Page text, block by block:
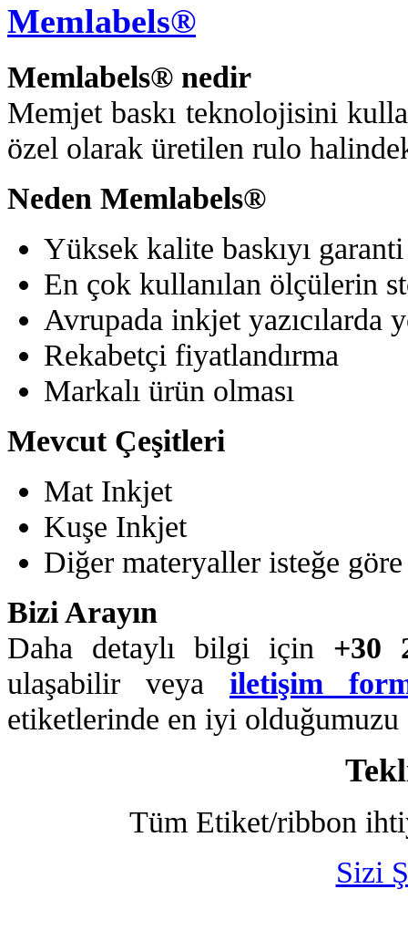
Memlabels®
Memlabels® nedir
Memjet baskı teknolojisini
özel olarak üretilen rulo
Neden Memlabels®
Yüksek kalite baskıyı
En çok kullanılan ölçülerin
Avrupada inkjet yazıcılarda
Rekabetçi fiyatlandırma
Markalı ürün olması
Mevcut Çeşitleri
Mat Inkjet
Kuşe Inkjet
Diğer materyaller isteğe
Bizi Arayın
Daha detaylı bilgi için +30
ulaşabilir veya iletişim
etiketlerinde en iyi olduğumuzu
Tüm Etiket/ribbon
Sizi